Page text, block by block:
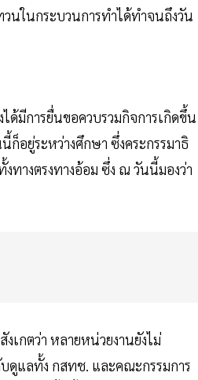
นในกระบวนการทำได้ทำจนถึงวัน
ด้มีการยื่นขอควบรวมกิจการเกิดขึ้น
อยู่ระหว่างศึกษา ซึ่งคระกรรมาธิ
ทางตรงทางอ้อม ซึ่ง ณ วันนี้มองว่า
เกตว่า หลายหน่วยงานยังไม่
ดูแลทั้ง กสทช. และคณะกรรมการ